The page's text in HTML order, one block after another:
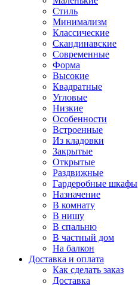
Стиль
Минимализм
Классические
Скандинавские
Современные
Форма
Высокие
Квадратные
Угловые
Низкие
Особенности
Встроенные
Из кладовки
Закрытые
Открытые
Раздвижные
Гардеробные шкафы
Назначение
В комнату
В нишу
В спальню
В частный дом
На балкон
Доставка и оплата
Как сделать заказ
Доставка